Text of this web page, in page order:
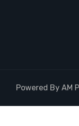
Powered By AM